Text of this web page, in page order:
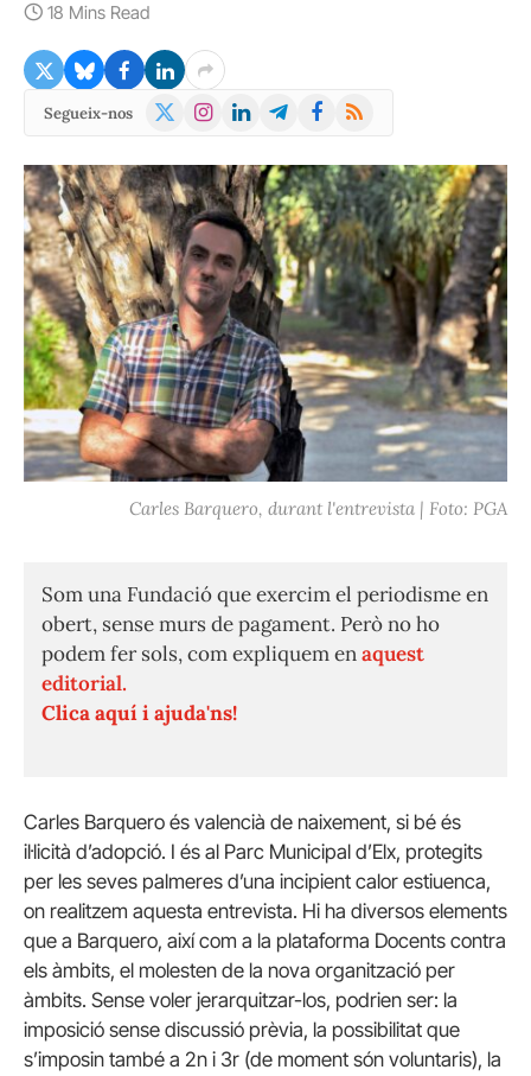
18 Mins Read
Segueix-nos
X
Instagram
LinkedInTelegramFacebook
RSS
Carles Barquero, durant l'entrevista | Foto: PGA
Som una Fundació que exercim el periodisme en
obert, sense murs de pagament. Però no ho
podem fer sols, com expliquem enaquest
editorial.
Clica aquí i ajuda'ns!
Carles Barquero és valencià de naixement, si bé és
il·licità d’adopció. I és al Parc Municipal d’Elx, protegits
per les seves palmeres d’una incipient calor estiuenca,
on realitzem aquesta entrevista. Hi ha diversos elements
que a Barquero, així com a la plataforma Docents contra
els àmbits, el molesten de la nova organització per
àmbits. Sense voler jerarquitzar-los, podrien ser: la
imposició sense discussió prèvia, la possibilitat que
s’imposin també a 2n i 3r (de moment són voluntaris), la